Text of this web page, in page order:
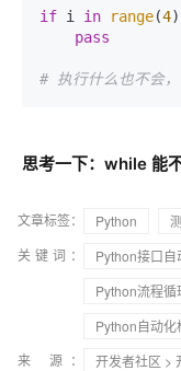
if i in range(4
pass
# 执行什么也不会
思考一下：while 能
文章标签： Python
关键词：
Python接口自
Python流程循
Python自动化
来 源：
开发者社区 >